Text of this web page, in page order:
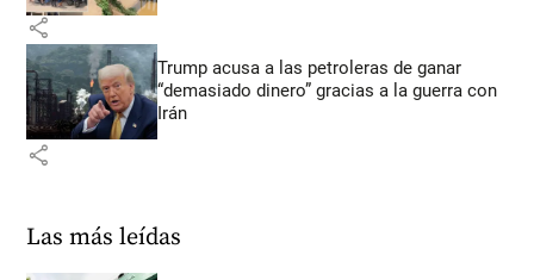
share
Trump acusa a las petroleras de ganar
“demasiado dinero” gracias a la guerra con
Irán
share
Las más leídas